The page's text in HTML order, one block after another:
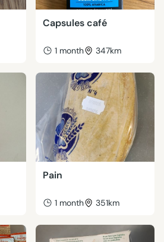
Capsules café
1 month 347km
Pain
1 month 351km